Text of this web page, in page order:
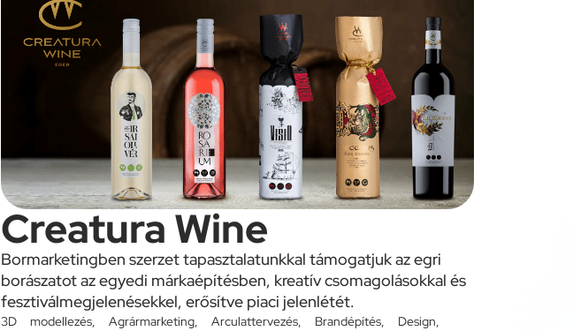
Creatura Wine
Bormarketingben szerzet tapasztalatunkkal támogatjuk az egri
borászatot az egyedi márkaépítésben, kreatív csomagolásokkal és
fesztiválmegjelenésekkel, erősítve piaci jelenlétét.
3D modellezés, Agrármarketing, Arculattervezés, Brandépítés, Design,